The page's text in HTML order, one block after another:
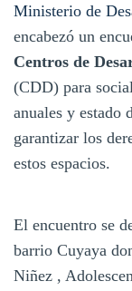
Ministerio de
encabezó un
Centros de
(CDD) para
anuales y estado
garantizar los
estos espacios.
El encuentro se
barrio Cuyaya
Niñez ,